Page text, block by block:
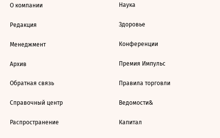
О компании
Редакция
Менеджмент
Архив
Обратная связь
Справочный центр
Распространение
Наука
Здоровье
Конференции
Премия Импульс
Правила торговли
Ведомости&
Капитал